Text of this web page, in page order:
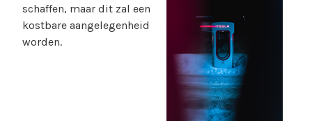
schaffen, maar dit zal een
kostbare aangelegenheid
worden.